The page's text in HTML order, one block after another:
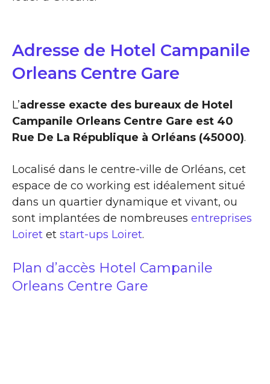
Adresse de Hotel Campanile
Orleans Centre Gare
L’adresse exacte des bureaux de Hotel
Campanile Orleans Centre Gare est 40
Rue De La République à Orléans (45000).
Localisé dans le centre-ville de Orléans, cet
espace de co working est idéalement situé
dans un quartier dynamique et vivant, ou
sont implantées de nombreuses entreprises
Loiret et start-ups Loiret.
Plan d’accès Hotel Campanile
Orleans Centre Gare